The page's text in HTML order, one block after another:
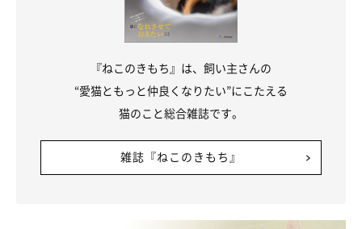
『ねこのきもち』は、飼い主さんの
“愛猫ともっと仲良くなりたい”にこたえる
猫のこと総合雑誌です。
雑誌『ねこのきもち』